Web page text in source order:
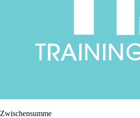
Zwischensumme